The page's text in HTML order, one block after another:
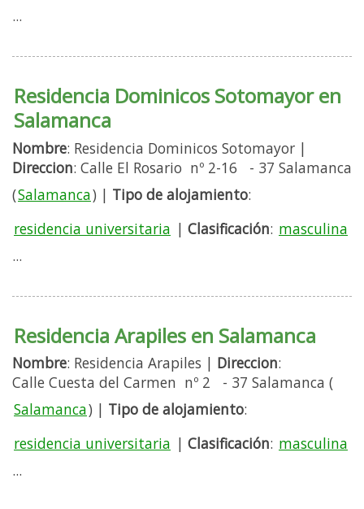
...
Residencia Dominicos Sotomayor en
Salamanca
Nombre: Residencia Dominicos Sotomayor |
Direccion: Calle El Rosario nº 2-16 - 37 Salamanca
(Salamanca) | Tipo de alojamiento:
residencia universitaria | Clasificación: masculina
...
Residencia Arapiles en Salamanca
Nombre: Residencia Arapiles | Direccion:
Calle Cuesta del Carmen nº 2 - 37 Salamanca (
Salamanca) | Tipo de alojamiento:
residencia universitaria | Clasificación: masculina
...